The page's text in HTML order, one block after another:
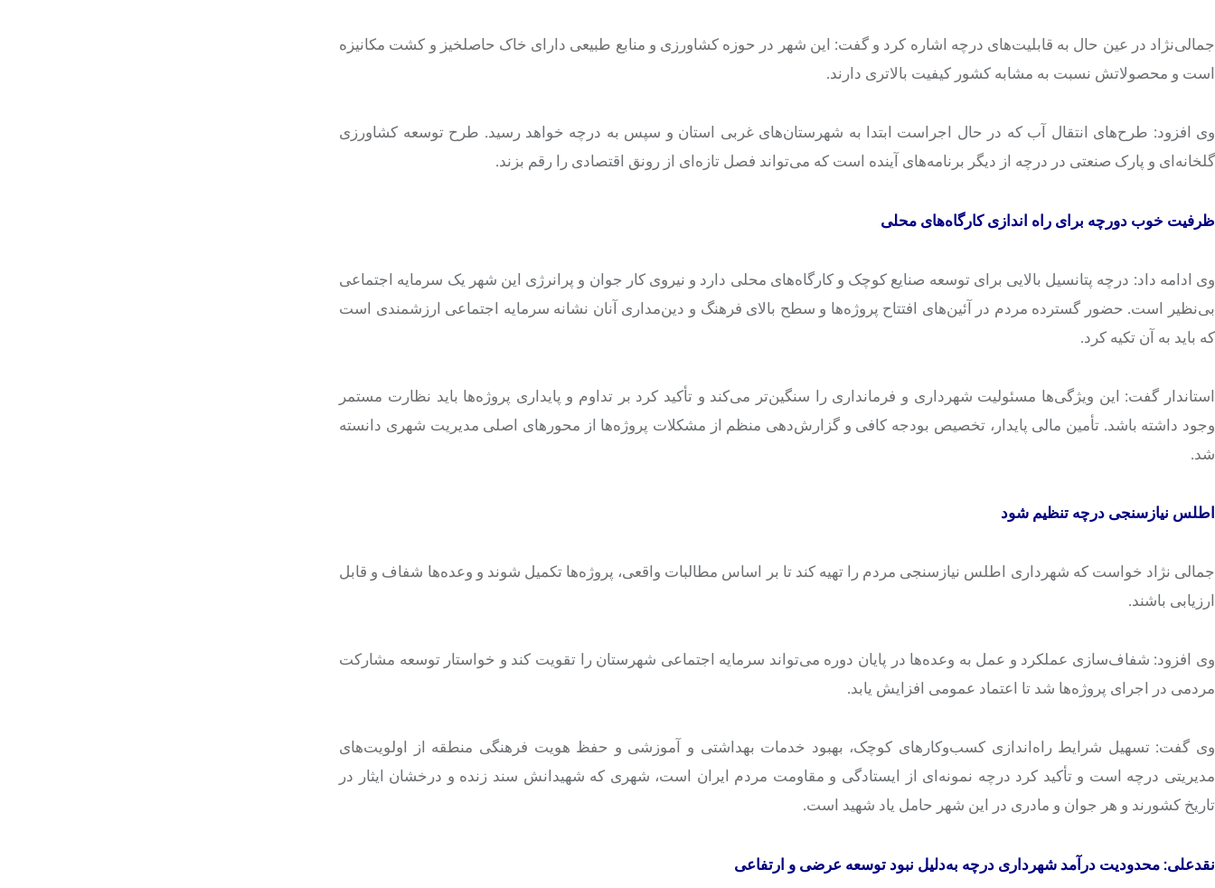
جمالی‌نژاد در عین حال به قابلیت‌های درچه اشاره کرد و گفت: این شهر در حوزه کشاورزی و منابع طبیعی دارای خاک حاصلخیز و کشت مکانیزه
است و محصولاتش نسبت به مشابه کشور کیفیت بالاتری دارند.
وی افزود: طرح‌های انتقال آب که در حال اجراست ابتدا به شهرستان‌های غربی استان و سپس به درچه خواهد رسید. طرح توسعه کشاورزی
گلخانه‌ای و پارک صنعتی در درچه از دیگر برنامه‌های آینده است که می‌تواند فصل تازه‌ای از رونق اقتصادی را رقم بزند.
ظرفیت خوب دورچه برای راه اندازی کارگاه‌های محلی
وی ادامه داد: درچه پتانسیل بالایی برای توسعه صنایع کوچک و کارگاه‌های محلی دارد و نیروی کار جوان و پرانرژی این شهر یک سرمایه اجتماعی
بی‌نظیر است. حضور گسترده مردم در آئین‌های افتتاح پروژه‌ها و سطح بالای فرهنگ و دین‌مداری آنان نشانه سرمایه اجتماعی ارزشمندی است
که باید به آن تکیه کرد.
استاندار گفت: این ویژگی‌ها مسئولیت شهرداری و فرمانداری را سنگین‌تر می‌کند و تأکید کرد بر تداوم و پایداری پروژه‌ها باید نظارت مستمر
وجود داشته باشد. تأمین مالی پایدار، تخصیص بودجه کافی و گزارش‌دهی منظم از مشکلات پروژه‌ها از محورهای اصلی مدیریت شهری دانسته
شد.
اطلس نیازسنجی درچه تنظیم شود
جمالی نژاد خواست که شهرداری اطلس نیازسنجی مردم را تهیه کند تا بر اساس مطالبات واقعی، پروژه‌ها تکمیل شوند و وعده‌ها شفاف و قابل
ارزیابی باشند.
وی افزود: شفاف‌سازی عملکرد و عمل به وعده‌ها در پایان دوره می‌تواند سرمایه اجتماعی شهرستان را تقویت کند و خواستار توسعه مشارکت
مردمی در اجرای پروژه‌ها شد تا اعتماد عمومی افزایش یابد.
وی گفت: تسهیل شرایط راه‌اندازی کسب‌وکارهای کوچک، بهبود خدمات بهداشتی و آموزشی و حفظ هویت فرهنگی منطقه از اولویت‌های
مدیریتی درچه است و تأکید کرد درچه نمونه‌ای از ایستادگی و مقاومت مردم ایران است، شهری که شهیدانش سند زنده و درخشان ایثار در
تاریخ کشورند و هر جوان و مادری در این شهر حامل یاد شهید است.
نقدعلی: محدودیت درآمد شهرداری درچه به‌دلیل نبود توسعه عرضی و ارتفاعی